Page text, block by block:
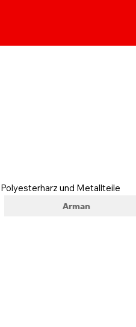
Polyesterharz und Metallteile
Arman